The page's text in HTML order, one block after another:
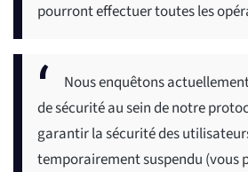
pourront effectuer toutes les
Nous enquêtons
de sécurité au sein de notre
garantir la sécurité des
temporairement suspendu (vous